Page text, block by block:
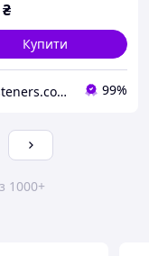
₴
Купити
keyfasteners.com.ua 99%
1000+